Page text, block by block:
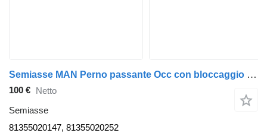
Semiasse MAN Perno passante Occ con bloccaggio 81355020147 per camion
100 € Netto
Semiasse
81355020147, 81355020252